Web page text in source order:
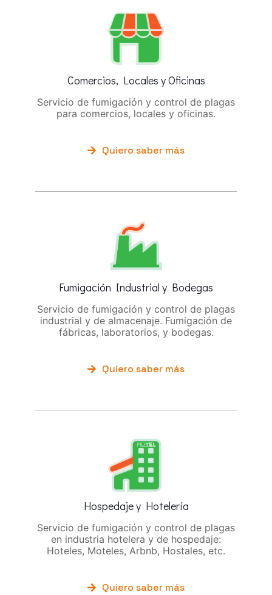
Comercios, Locales y Oficinas
Servicio de fumigación y control de plagas
para comercios, locales y oficinas.
Quiero saber más
Fumigación Industrial y Bodegas
Servicio de fumigación y control de plagas
industrial y de almacenaje. Fumigación de
fábricas, laboratorios, y bodegas.
Quiero saber más
Hospedaje y Hotelería
Servicio de fumigación y control de plagas
en industria hotelera y de hospedaje:
Hoteles, Moteles, Arbnb, Hostales, etc.
Quiero saber más